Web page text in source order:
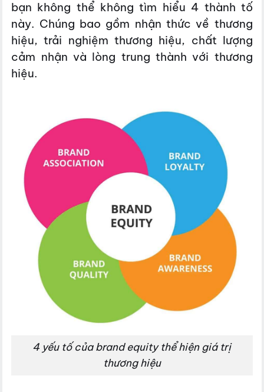
bạn không thể không tìm hiểu 4 thành tố
này. Chúng bao gồm nhận thức về thương
hiệu, trải nghiệm thương hiệu, chất lượng
cảm nhận và lòng trung thành với thương
hiệu.
4 yếu tố của brand equity thể hiện giá trị
thương hiệu